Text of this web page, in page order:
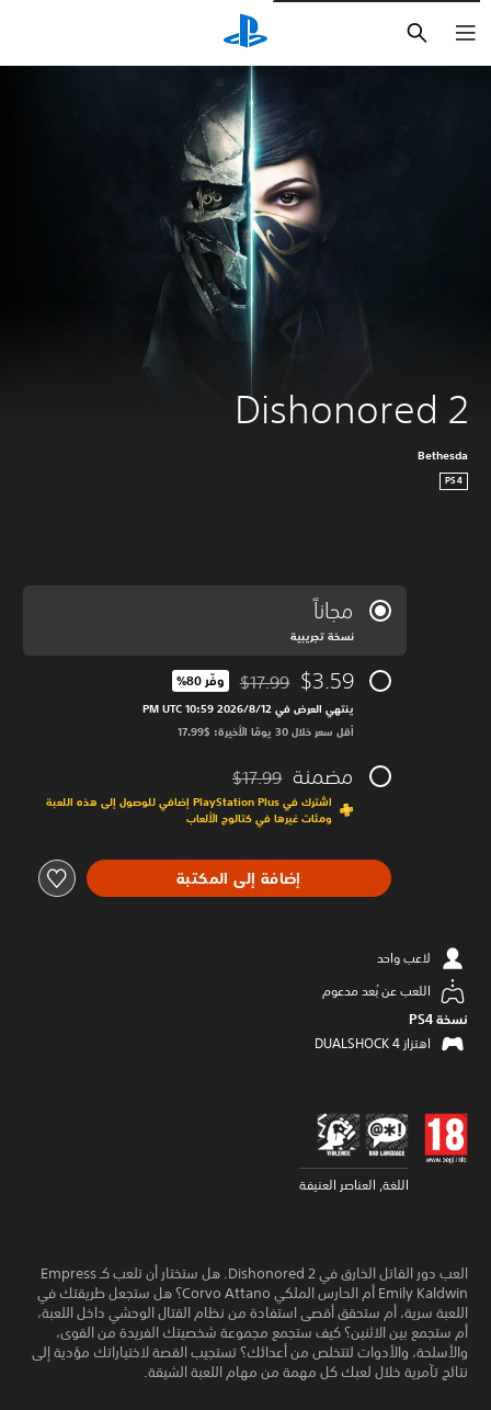
Dishonored 2
Bethesda
PS4
مجاناً
نسخة تجريبية
$3.59 مخصوم من السعر الأصلي البالغ $17.99‏
$17.99 وفّر 80%‏
ينتهي العرض في 12‏/8‏/2026 10:59 PM UTC‏
أقل سعر خلال 30 يومًا الأخيرة: $17.99‏
مضمنة مخصوم من السعر الأصلي البالغ $17.99‏
$17.99
اشترك في PlayStation Plus إضافي للوصول إلى هذه اللعبة
ومئات غيرها في كتالوج الألعاب
إضافة إلى المكتبة
لاعب واحد
اللعب عن بُعد مدعوم
نسخة PS4‏
اهتزاز DUALSHOCK 4‏
اللغة, العناصر العنيفة
العب دور القاتل الخارق في Dishonored 2. هل ستختار أن تلعب كـ Empress
Emily Kaldwin أم الحارس الملكي Corvo Attano؟ هل ستجعل طريقتك في
اللعبة سرية، أم ستحقق أقصى استفادة من نظام القتال الوحشي داخل اللعبة،
أم ستجمع بين الاثنين؟ كيف ستجمع مجموعة شخصيتك الفريدة من القوى،
والأسلحة، والأدوات لتتخلص من أعدائك؟ تستجيب القصة لاختياراتك مؤدية إلى
نتائج تآمرية خلال لعبك كل مهمة من مهام اللعبة الشيقة.